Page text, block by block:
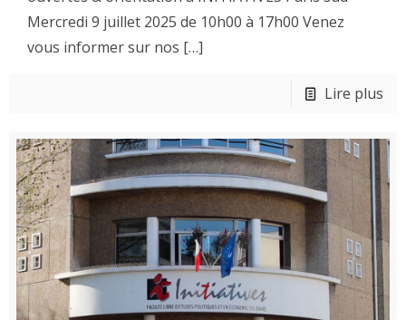
Mercredi 9 juillet 2025 de 10h00 à 17h00 Venez
vous informer sur nos […]
Lire plus